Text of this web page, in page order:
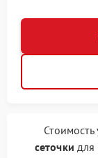
Стоимость
сеточки для